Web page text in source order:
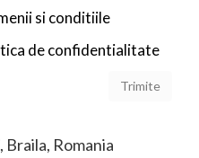
si conditiile
de confidentialitate
Braila, Romania